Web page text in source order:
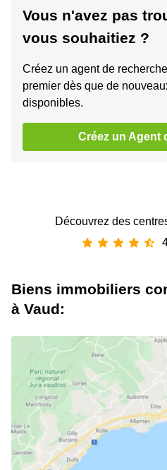
Vous n'avez pas
vous souhaitiez ?
Créez un agent de
premier dès que de
disponibles.
Créez un Agent
Découvrez des
Biens immobiliers
à Vaud: